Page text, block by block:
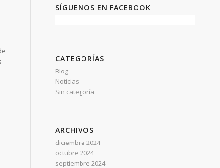
SÍGUENOS EN FACEBOOK
CATEGORÍAS
Blog
Noticias
Sin categoría
ARCHIVOS
diciembre 2024
octubre 2024
septiembre 2024